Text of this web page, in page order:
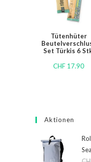
Tütenhüter
Set Türkis 6
CHF 17.90
Aktionen